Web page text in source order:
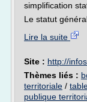
simplification
Le statut
Lire la suite
Site : http://
Thèmes liés :
territoriale /
publique